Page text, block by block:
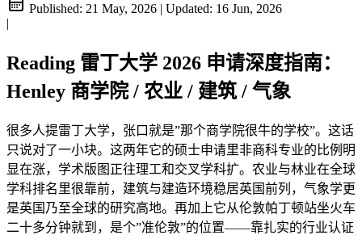
Published: 21 May, 2026 | Updated: 16 Jun, 2026
|
Reading 雷丁大学 2026 申请深度指南：
Henley 商学院 / 农业 / 建筑 / 气象
很多人提雷丁大学，张口就是”那个商学院很牛的学校”。这话
只说对了一小块。这两年它的硕士申请里非商科专业的比例明
显在涨，学术版图正往理工和交叉学科扩。农业与林业在全球
学科排名里很靠前，建筑与建造环境稳居英国前列，气象学更
是英国乃至全球的研究高地。再加上它从伦敦帕丁顿站坐火车
二十多分钟就到，是个”准伦敦”的位置——靠扎实的行业认证